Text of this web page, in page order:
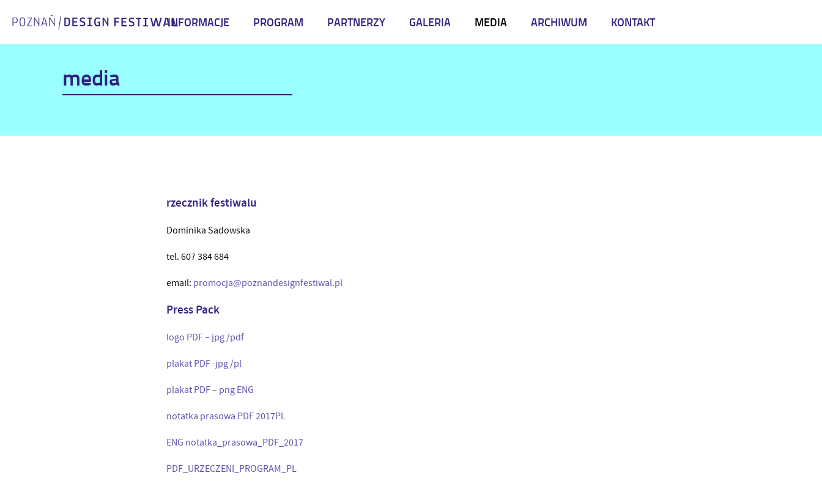
INFORMACJE PROGRAM PARTNERZY GALERIA MEDIA ARCHIWUM KONTAKT
media
rzecznik festiwalu
Dominika Sadowska
tel. 607 384 684
email: promocja@poznandesignfestiwal.pl
Press Pack
logo PDF – jpg /pdf
plakat PDF -jpg /pl
plakat PDF – png ENG
notatka prasowa PDF 2017PL
ENG notatka_prasowa_PDF_2017
PDF_URZECZENI_PROGRAM_PL